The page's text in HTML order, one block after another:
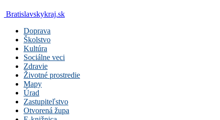
Bratislavskykraj.sk
Doprava
Školstvo
Kultúra
Sociálne veci
Zdravie
Životné prostredie
Mapy
Úrad
Zastupiteľstvo
Otvorená župa